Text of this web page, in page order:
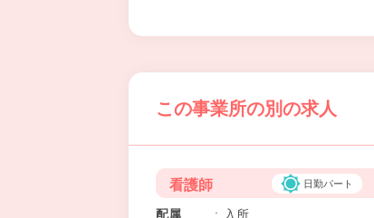
この事業所の別の求人
看護師 日勤パート
配属 :
入所